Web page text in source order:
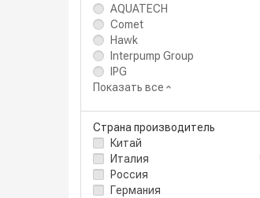
AQUATECH
Comet
Hawk
Interpump Group
IPG
Показать все
Страна производитель
Китай
Италия
Россия
Германия